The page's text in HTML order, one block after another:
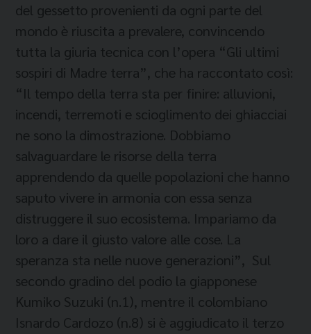
del gessetto provenienti da ogni parte del
mondo è riuscita a prevalere, convincendo
tutta la giuria tecnica con l’opera “Gli ultimi
sospiri di Madre terra”, che ha raccontato così:
“Il tempo della terra sta per finire: alluvioni,
incendi, terremoti e scioglimento dei ghiacciai
ne sono la dimostrazione. Dobbiamo
salvaguardare le risorse della terra
apprendendo da quelle popolazioni che hanno
saputo vivere in armonia con essa senza
distruggere il suo ecosistema. Impariamo da
loro a dare il giusto valore alle cose. La
speranza sta nelle nuove generazioni”, Sul
secondo gradino del podio la giapponese
Kumiko Suzuki (n.1), mentre il colombiano
Isnardo Cardozo (n.8) si è aggiudicato il terzo